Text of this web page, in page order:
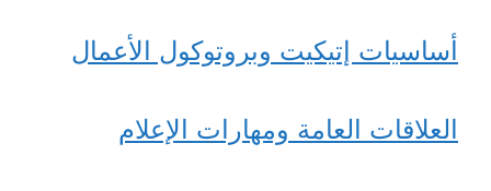
أساسيات إتيكيت وبروتوكول الأعمال
العلاقات العامة ومهارات الإعلام